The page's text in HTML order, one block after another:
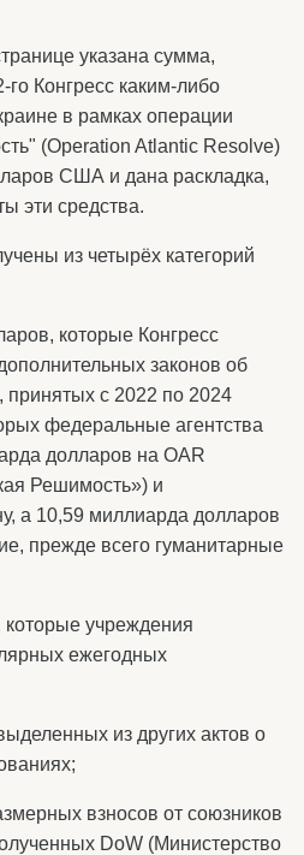
указана сумма,
Конгресс каким-либо
в рамках операции
(Operation Atlantic Resolve)
США и дана раскладка,
эти средства.
из четырёх категорий
которые Конгресс
законов об
принятых с 2022 по 2024
федеральные агентства
долларов на OAR
Решимость») и
а 10,59 миллиарда долларов
прежде всего гуманитарные
учреждения
ежегодных
из других актов о
взносов от союзников
DoW (Министерство